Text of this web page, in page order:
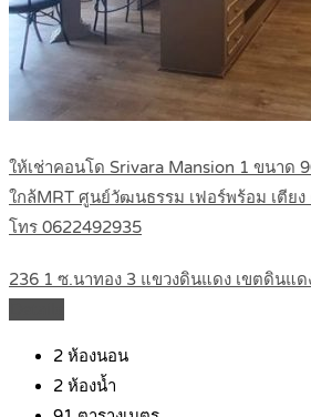
ให้เช่าคอนโด Srivara Mansion 1 ขนาด
ใกล้MRT ศูนย์วัฒนธรรม เฟอร์พร้อม เตียง
โทร 0622492935
236 1 ซ.นาทอง 3 แขวงดินแดง เขตดินแด
2 ห้องนอน
2 ห้องน้ำ